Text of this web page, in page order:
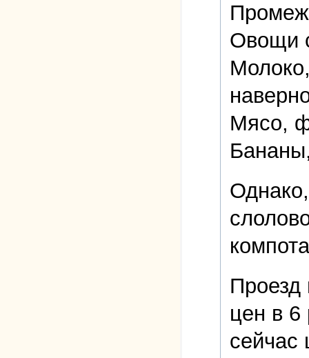
Овощи
Мясо,
Проезд
цен в 6
сейчас